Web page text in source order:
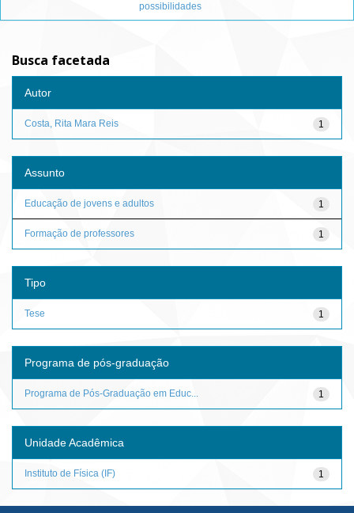
possibilidades
Busca facetada
Autor
1
Costa, Rita Mara Reis
Assunto
1
Educação de jovens e adultos
1
Formação de professores
Tipo
1
Tese
Programa de pós-graduação
1
Programa de Pós-Graduação em Educ...
Unidade Acadêmica
1
Instituto de Física (IF)